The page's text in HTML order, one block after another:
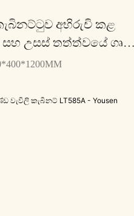
අභිරුචි කළ
සහ උසස් තත්ත්වයේ ගෘහ
Yousen සමඟ ඒකාබද්ධ